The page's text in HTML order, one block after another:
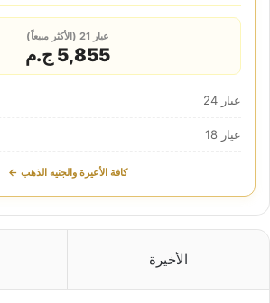
عيار 21 (الأكثر مبيعاً)
5,855 ج.م
عيار 24
عيار 18
كافة الأعيرة والجنيه الذهب ←
الأخيرة